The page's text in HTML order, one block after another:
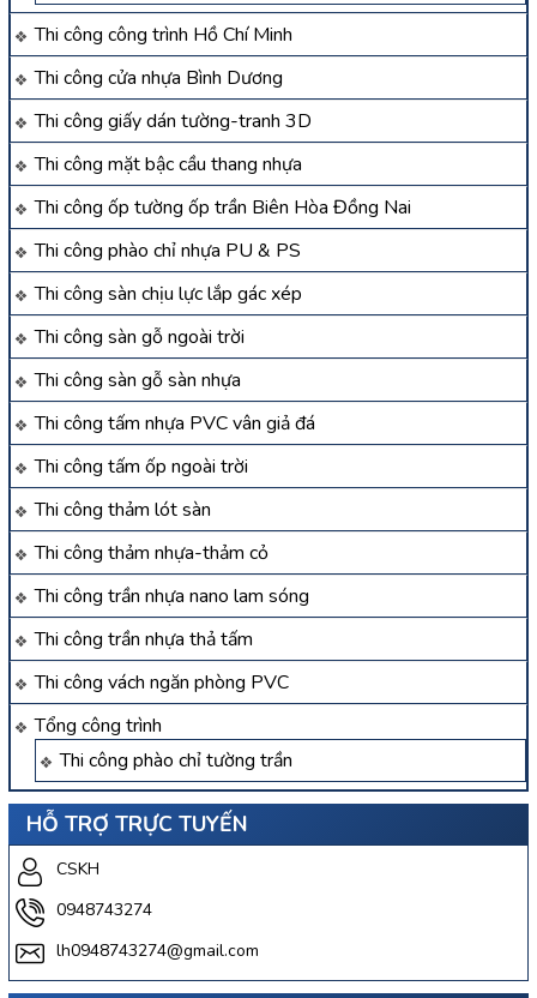
Thi công công trình Hồ Chí Minh
Thi công cửa nhựa Bình Dương
Thi công giấy dán tường-tranh 3D
Thi công mặt bậc cầu thang nhựa
Thi công ốp tường ốp trần Biên Hòa Đồng Nai
Thi công phào chỉ nhựa PU & PS
Thi công sàn chịu lực lắp gác xép
Thi công sàn gỗ ngoài trời
Thi công sàn gỗ sàn nhựa
Thi công tấm nhựa PVC vân giả đá
Thi công tấm ốp ngoài trời
Thi công thảm lót sàn
Thi công thảm nhựa-thảm cỏ
Thi công trần nhựa nano lam sóng
Thi công trần nhựa thả tấm
Thi công vách ngăn phòng PVC
Tổng công trình
Thi công phào chỉ tường trần
HỖ TRỢ TRỰC TUYẾN
CSKH
0948743274
lh0948743274@gmail.com